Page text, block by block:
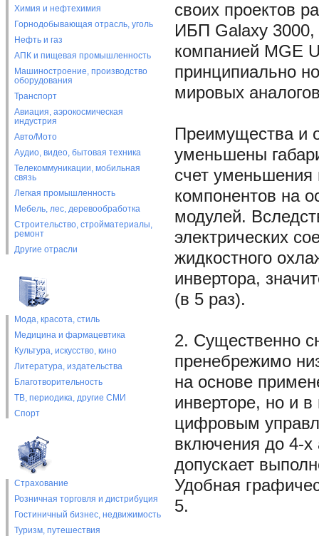
Химия и нефтехимия
Горнодобывающая отрасль, уголь
Нефть и газ
АПК и пищевая промышленность
Машиностроение, производство
оборудования
Транспорт
Авиация, аэрокосмическая
индустрия
Авто/Мото
Аудио, видео, бытовая техника
Телекоммуникации, мобильная
связь
Легкая промышленность
Мебель, лес, деревообработка
Строительство, стройматериалы,
ремонт
Другие отрасли
Мода, красота, стиль
Медицина и фармацевтика
Культура, искусство, кино
Литература, издательства
Благотворительность
ТВ, периодика, другие СМИ
Спорт
Страхование
Розничная торговля и дистрибуция
Гостиничный бизнес, недвижимость
Туризм, путешествия
своих проектов
ИБП Galaxy 3000,
компанией MGE
принципиально
мировых
Преимущества и
уменьшены
счет уменьшения
компонентов на
модулей.
электрических
жидкостного
инвертора,
(в 5 раз).
2. Существенно
пренебрежимо
на основе
инверторе, но и
цифровым
включения до 4-х
допускает
Удобная
5.